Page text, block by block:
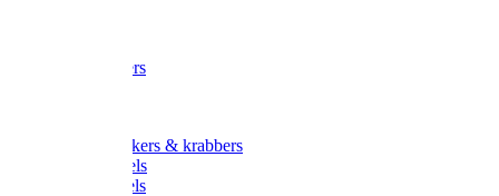
Tuinkrabbers
Onkruidstekers & krabbers
Hartschoffels
Ruitschoffels